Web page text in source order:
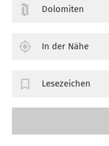
Dolomiten
In der Nähe
Lesezeichen